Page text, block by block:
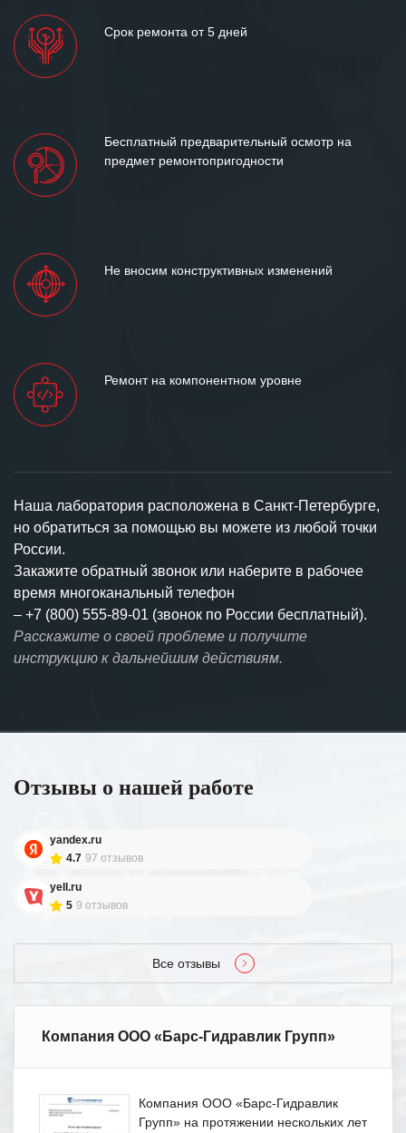
Срок ремонта от 5 дней
Бесплатный предварительный осмотр на
предмет ремонтопригодности
Не вносим конструктивных изменений
Ремонт на компонентном уровне
Наша лаборатория расположена в Санкт-Петербурге,
но обратиться за помощью вы можете из любой точки
России.
Закажите обратный звонок или наберите в рабочее
время многоканальный телефон
– +7 (800) 555-89-01 (звонок по России бесплатный).
Расскажите о своей проблеме и получите
инструкцию к дальнейшим действиям.
Отзывы о нашей работе
yandex.ru
4.7 97 отзывов
yell.ru
5 9 отзывов
Все отзывы
Компания ООО «Барс-Гидравлик Групп»
Компания ООО «Барс-Гидравлик
Групп» на протяжении нескольких лет